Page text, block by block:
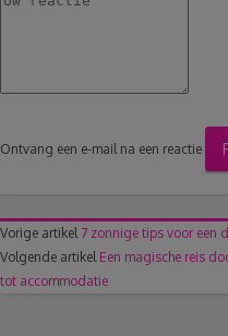
Ontvang een e-mail na een reactie
Vorige artikel 7 zonnige tips voor een
Volgende artikel Een magische reis
tot accommodatie